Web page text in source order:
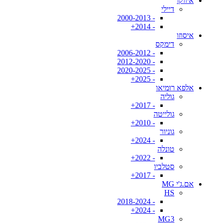
דיילי
- 2000-2013
- 2014+
איסוזו
דימקס
- 2006-2012
- 2012-2020
- 2020-2025
- 2025+
אלפא רומיאו
גוליה
- 2017+
גולייטה
- 2010+
גוניור
- 2024+
טונלה
- 2022+
סטלביו
- 2017+
אם.ג'י MG
HS
- 2018-2024
- 2024+
MG3